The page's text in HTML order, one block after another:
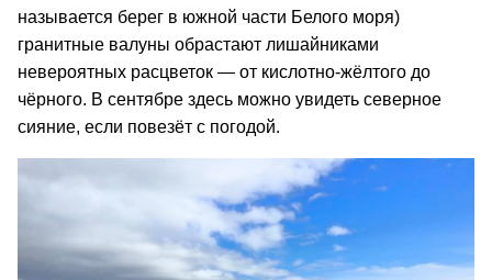
называется берег в южной части Белого моря)
гранитные валуны обрастают лишайниками
невероятных расцветок — от кислотно-жёлтого до
чёрного. В сентябре здесь можно увидеть северное
сияние, если повезёт с погодой.